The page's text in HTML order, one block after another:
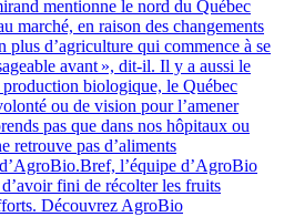
mentionne le nord du Québec
marché, en raison des changements
plus d’agriculture qui commence à se
avant », dit-il. Il y a aussi le
production biologique, le Québec
ou de vision pour l’amener
pas que dans nos hôpitaux ou
retrouve pas d’aliments
l’équipe d’AgroBio
fini de récolter les fruits
Découvrez AgroBio